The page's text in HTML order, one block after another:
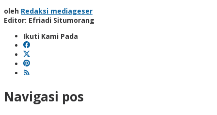
oleh Redaksi mediageser
Editor: Efriadi Situmorang
Ikuti Kami Pada
Navigasi pos